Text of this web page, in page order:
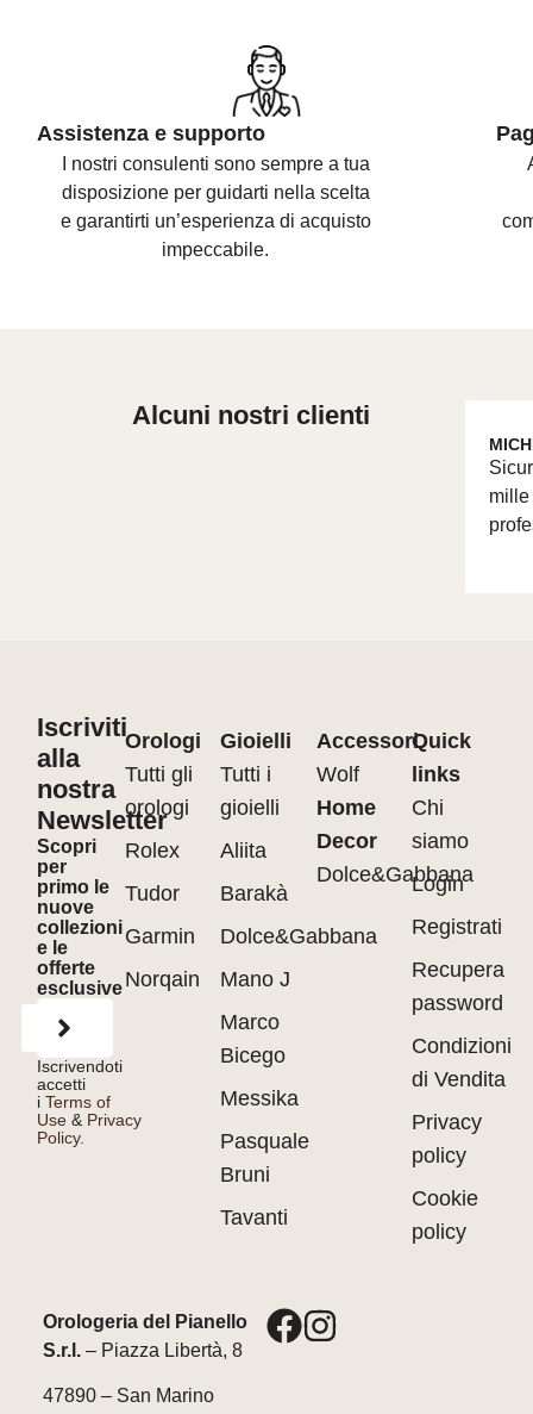
Assistenza e supporto
I nostri consulenti sono sempre a tua
disposizione per guidarti nella scelta
e garantirti un’esperienza di acquisto
impeccabile.
Alcuni nostri clienti
mille
Iscriviti
alla
nostra
Newsletter
Scopri
per
primo le
nuove
collezioni
e le
offerte
esclusive
Iscrivendoti
accetti
iTerms of
Use & Privacy
Policy.
Orologi
Tutti gli
orologi
Rolex
Tudor
Garmin
Norqain
Gioielli
Tutti i
gioielli
Aliita
Barakà
Dolce&Gabbana
Mano J
Marco
Bicego
Messika
Pasquale
Bruni
Tavanti
Accessori
Wolf
Home
Decor
Dolce&Gabbana
Quick
links
Chi
siamo
Login
Registrati
Recupera
password
Condizioni
di Vendita
Privacy
policy
Cookie
policy
Orologeria del Pianello
S.r.l.– Piazza Libertà, 8
47890 – San Marino